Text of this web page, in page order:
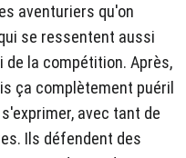
aventuriers qu'on
se ressentent aussi
de la compétition. Après,
ça complètement puéril
avec tant de
Ils défendent des